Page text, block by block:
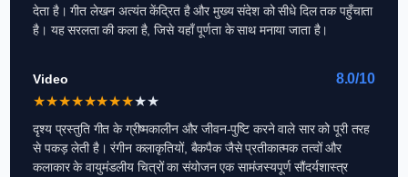
देता है। गीत लेखन अत्यंत केंद्रित है और मुख्य संदेश को सीधे दिल तक पहुँचाता
है। यह सरलता की कला है, जिसे यहाँ पूर्णता के साथ मनाया जाता है।
Video
8.0/10
★★★★★★★★★★
दृश्य प्रस्तुति गीत के ग्रीष्मकालीन और जीवन-पुष्टि करने वाले सार को पूरी तरह
से पकड़ लेती है। रंगीन कलाकृतियों, बैकपैक जैसे प्रतीकात्मक तत्वों और
कलाकार के वायुमंडलीय चित्रों का संयोजन एक सामंजस्यपूर्ण सौंदर्यशास्त्र